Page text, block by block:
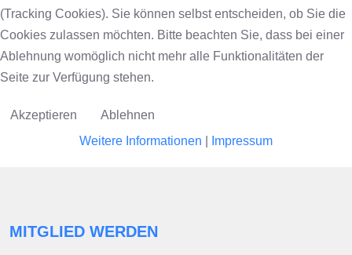
MITGLIED WERDEN
(Tracking Cookies). Sie können selbst entscheiden, ob Sie die
Cookies zulassen möchten. Bitte beachten Sie, dass bei einer
Ablehnung womöglich nicht mehr alle Funktionalitäten der
Seite zur Verfügung stehen.
Akzeptieren
Ablehnen
Weitere Informationen
Impressum